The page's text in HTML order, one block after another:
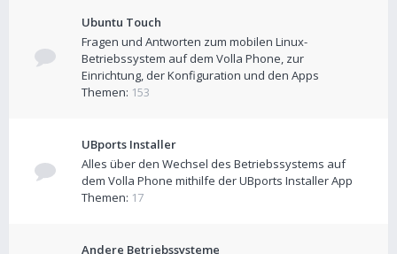
Ubuntu Touch
Fragen und Antworten zum mobilen Linux-
Betriebssystem auf dem Volla Phone, zur
Einrichtung, der Konfiguration und den Apps
Themen: 153
UBports Installer
Alles über den Wechsel des Betriebssystems auf
dem Volla Phone mithilfe der UBports Installer App
Themen: 17
Andere Betriebssysteme